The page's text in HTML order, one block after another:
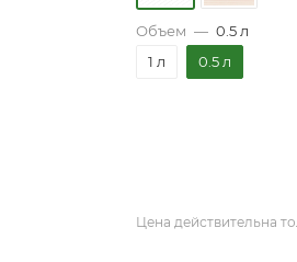
Объем — 0.5 л
1 л
0.5 л
Цена действительна